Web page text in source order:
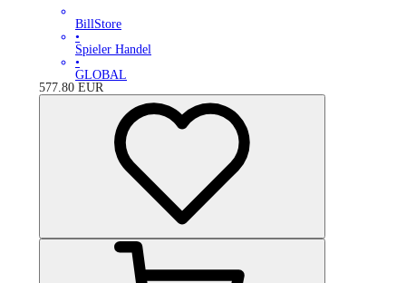
BillStore
•
Spieler Handel
•
GLOBAL
577.80 EUR